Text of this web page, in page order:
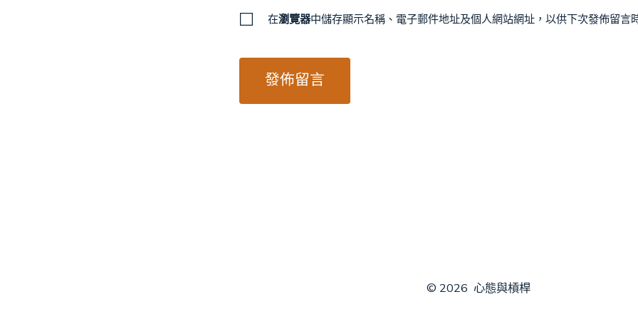
在瀏覽器中儲存顯示名稱、電子郵件地址及個人網站網址，以供下次發佈留言
© 2026 心態與槓桿